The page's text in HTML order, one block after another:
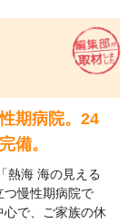
期病院。24
備。
熱海 海の見える
つ慢性期病院で
心で、ご家族の休